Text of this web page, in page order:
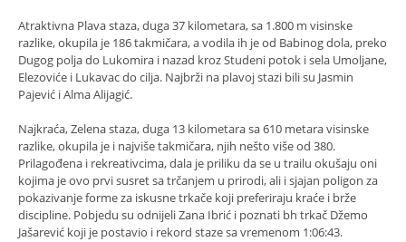
Atraktivna Plava staza, duga 37 kilometara, sa 1.800 m visinske
razlike, okupila je 186 takmičara, a vodila ih je od Babinog dola, preko
Dugog polja do Lukomira i nazad kroz Studeni potok i sela Umoljane,
Elezoviće i Lukavac do cilja. Najbrži na plavoj stazi bili su Jasmin
Pajević i Alma Alijagić.
Najkraća, Zelena staza, duga 13 kilometara sa 610 metara visinske
razlike, okupila je i najviše takmičara, njih nešto više od 380.
Prilagođena i rekreativcima, dala je priliku da se u trailu okušaju oni
kojima je ovo prvi susret sa trčanjem u prirodi, ali i sjajan poligon za
pokazivanje forme za iskusne trkače koji preferiraju kraće i brže
discipline. Pobjedu su odnijeli Zana Ibrić i poznati bh trkač Džemo
Jašarević koji je postavio i rekord staze sa vremenom 1:06:43.